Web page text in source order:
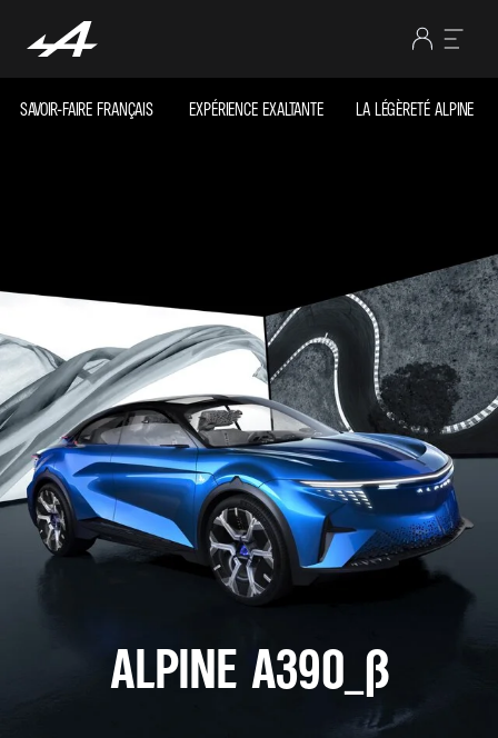
SAVOIR-FAIRE FRANÇAIS EXPÉRIENCE EXALTANTE LA LÉGÈRETÉ ALPINE
ALPINE A390_Β